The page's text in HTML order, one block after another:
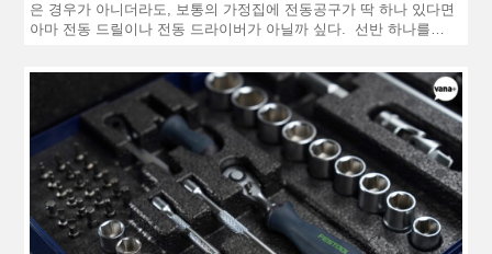
은 경우가 아니더라도, 보통의 가정집에 전동공구가 딱 하나 있다면
아마 전동 드릴이나 전동 드라이버가 아닐까 싶다. 선반 하나를…